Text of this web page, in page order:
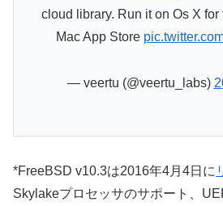
cloud library. Run it on Os X
Mac App Store
— veertu (@veertu_labs)
*FreeBSD v10.3は2016年4月4日に
Skylakeプロセッサのサポート、